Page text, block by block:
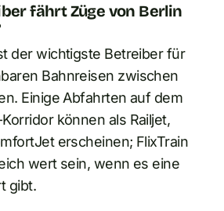
fährt Züge von Berlin
der wichtigste Betreiber für
Bahnreisen zwischen
Einige Abfahrten auf dem
können als Railjet,
erscheinen; FlixTrain
wert sein, wenn es eine
gibt.